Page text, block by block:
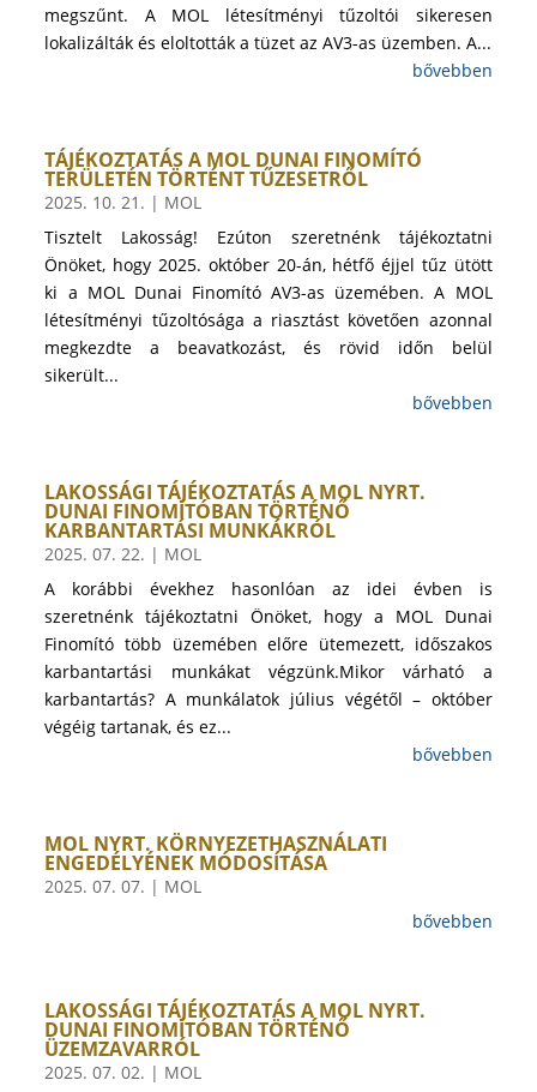
megszűnt. A MOL létesítményi tűzoltói sikeresen
lokalizálták és eloltották a tüzet az AV3-as üzemben. A...
bővebben
TÁJÉKOZTATÁS A MOL DUNAI FINOMÍTÓ
TERÜLETÉN TÖRTÉNT TŰZESETRŐL
2025. 10. 21. | MOL
Tisztelt Lakosság! Ezúton szeretnénk tájékoztatni
Önöket, hogy 2025. október 20-án, hétfő éjjel tűz ütött
ki a MOL Dunai Finomító AV3-as üzemében. A MOL
létesítményi tűzoltósága a riasztást követően azonnal
megkezdte a beavatkozást, és rövid időn belül
sikerült...
bővebben
LAKOSSÁGI TÁJÉKOZTATÁS A MOL NYRT.
DUNAI FINOMÍTÓBAN TÖRTÉNŐ
KARBANTARTÁSI MUNKÁKRÓL
2025. 07. 22. | MOL
A korábbi évekhez hasonlóan az idei évben is
szeretnénk tájékoztatni Önöket, hogy a MOL Dunai
Finomító több üzemében előre ütemezett, időszakos
karbantartási munkákat végzünk.Mikor várható a
karbantartás? A munkálatok július végétől – október
végéig tartanak, és ez...
bővebben
MOL NYRT. KÖRNYEZETHASZNÁLATI
ENGEDÉLYÉNEK MÓDOSÍTÁSA
2025. 07. 07. | MOL
bővebben
LAKOSSÁGI TÁJÉKOZTATÁS A MOL NYRT.
DUNAI FINOMÍTÓBAN TÖRTÉNŐ
ÜZEMZAVARRÓL
2025. 07. 02. | MOL